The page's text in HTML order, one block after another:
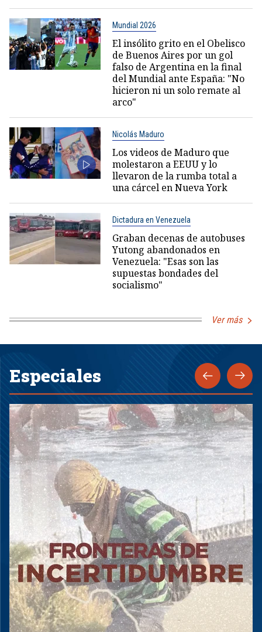
Mundial 2026
El insólito grito en el Obelisco
de Buenos Aires por un gol
falso de Argentina en la final
del Mundial ante España: "No
hicieron ni un solo remate al
arco"
Nicolás Maduro
Los videos de Maduro que
molestaron a EEUU y lo
llevaron de la rumba total a
una cárcel en Nueva York
Dictadura en Venezuela
Graban decenas de autobuses
Yutong abandonados en
Venezuela: "Esas son las
supuestas bondades del
socialismo"
Ver más
Especiales